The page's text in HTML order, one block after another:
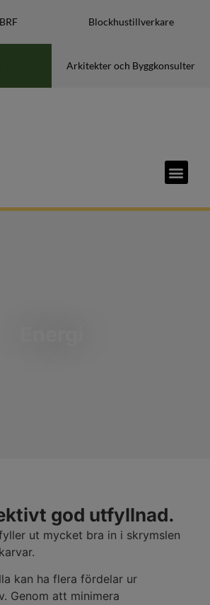
Blockhustillverkare
Arkitekter och Byggkonsulter
god utfyllnad.
ut mycket bra in i skrymslen
kan ha flera fördelar ur
Genom att minimera